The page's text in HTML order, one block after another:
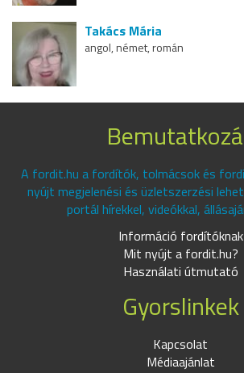
Takács Mária
angol, német, román
A fordit.hu a fordítók, tolmácsok és
nyújt megjelenési és üzletszerzési
portál hírekkel, videókkal,
Információ fordítóknak
Mit nyújt a fordit.hu?
Használati útmutató
Gyorslinkek
Kapcsolat
Médiaajánlat